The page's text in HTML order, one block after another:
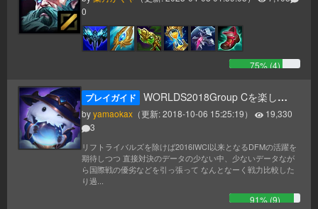
0
75% (4)
プレイガイド WORLDS2018Group Cを楽しむためのデータまとめ視聴ガイド
byyamaokax （更新:2018-10-06 15:25:19）
19,330
3
リフトライバルズを除けば2016IWCI以来となるDFMの活躍を
期待しつつ 直接対決のデータの少ない中、少ないデータなが
ら国際戦の優劣などを引っ張って なんとなーく戦力比較した
り過...
91% (9)